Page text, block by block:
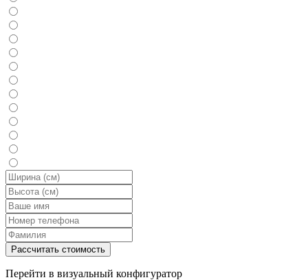
Перейти в визуальный конфигуратор